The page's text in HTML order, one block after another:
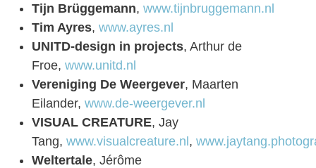
Tijn Brüggemann, www.tijnbruggemann.nl
Tim Ayres, www.ayres.nl
UNITD-design in projects, Arthur de
Froe, www.unitd.nl
Vereniging De Weergever, Maarten
Eilander, www.de-weergever.nl
VISUAL CREATURE, Jay
Tang, www.visualcreature.nl,
Weltertale, Jérôme